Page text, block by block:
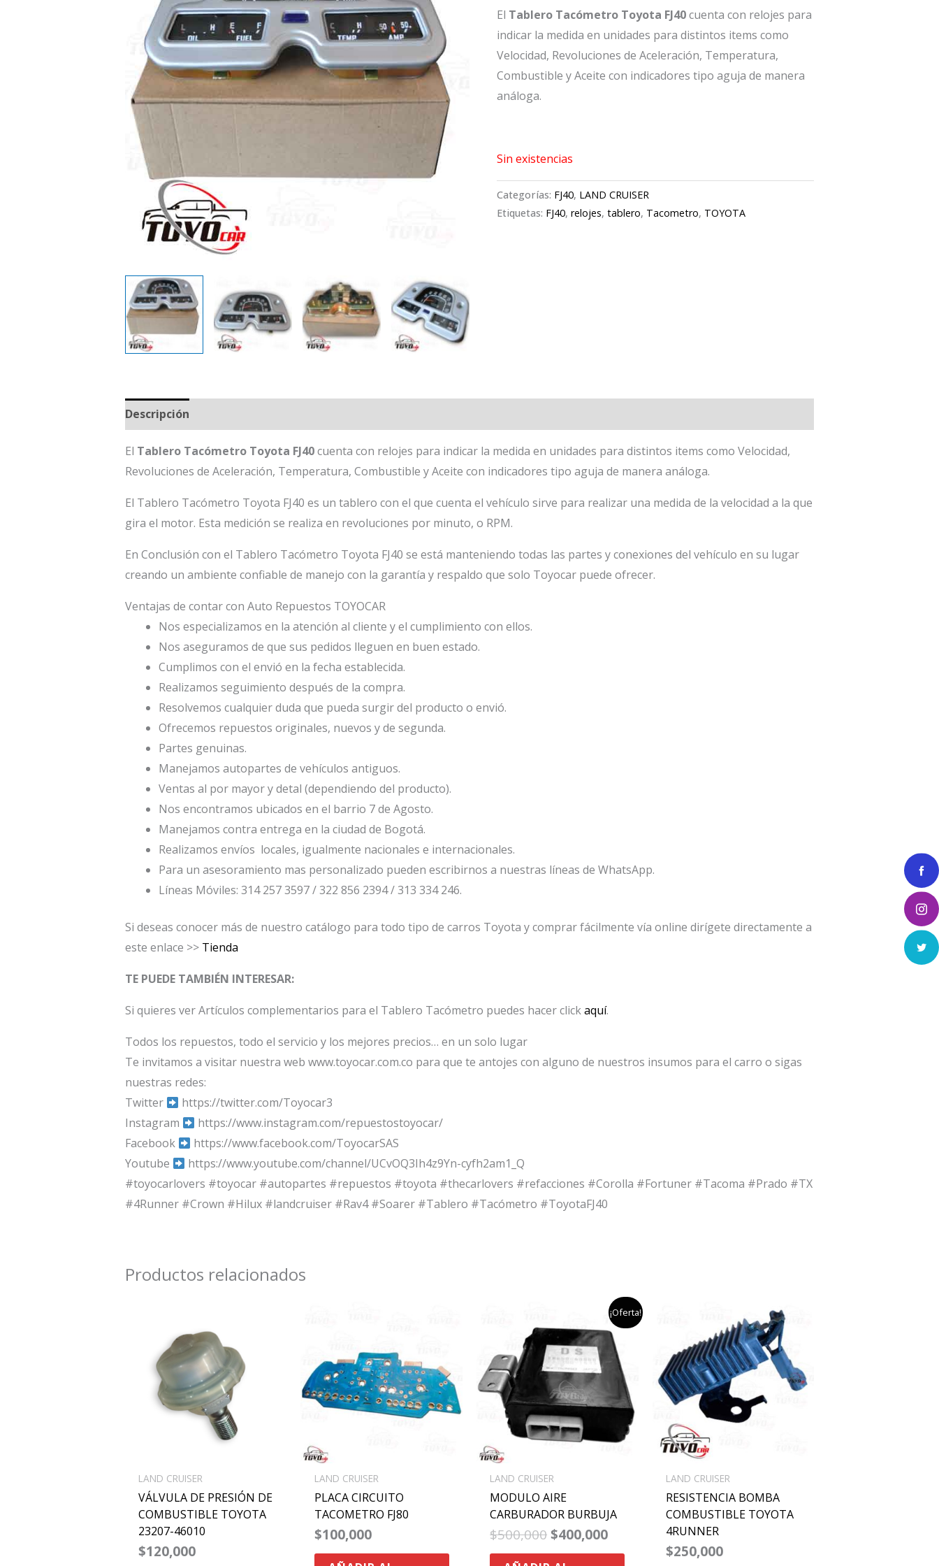
El Tablero Tacómetro Toyota FJ40cuenta con relojes para
indicar la medida en unidades para distintos items como
Velocidad, Revoluciones de Aceleración, Temperatura,
Combustible y Aceite con indicadores tipo aguja de manera
análoga.
Sin existencias
Categorías: FJ40, LAND CRUISER
Etiquetas: FJ40,relojes,tablero, Tacometro, TOYOTA
Descripción
El Tablero Tacómetro Toyota FJ40cuenta con relojes para indicar la medida en unidades para distintos items como Velocidad,
Revoluciones de Aceleración, Temperatura, Combustible y Aceite con indicadores tipo aguja de manera análoga.
El Tablero Tacómetro Toyota FJ40 es un tablero con el que cuenta el vehículo sirve para realizar una medida de la velocidad a la que
gira el motor. Esta medición se realiza en revoluciones por minuto, o RPM.
En Conclusión con el Tablero Tacómetro Toyota FJ40 se está manteniendo todas las partes y conexiones del vehículo en su lugar
creando un ambiente confiable de manejo con la garantía y respaldo que solo Toyocar puede ofrecer.
Ventajas de contar con Auto Repuestos TOYOCAR
Nos especializamos en la atención al cliente y el cumplimiento con ellos.
Nos aseguramos de que sus pedidos lleguen en buen estado.
Cumplimos con el envió en la fecha establecida.
Realizamos seguimiento después de la compra.
Resolvemos cualquier duda que pueda surgir del producto o envió.
Ofrecemos repuestos originales, nuevos y de segunda.
Partes genuinas.
Manejamos autopartes de vehículos antiguos.
Ventas al por mayor y detal (dependiendo del producto).
Nos encontramos ubicados en el barrio 7 de Agosto.
Manejamos contra entrega en la ciudad de Bogotá.
Realizamos envíos locales, igualmente nacionales e internacionales.
Para un asesoramiento mas personalizado pueden escribirnos a nuestras líneas de WhatsApp.
Líneas Móviles: 314 257 3597 / 322 856 2394 / 313 334 246.
Si deseas conocer más de nuestro catálogo para todo tipo de carros Toyota y comprar fácilmente vía online dirígete directamente a
este enlace >> Tienda
TE PUEDE TAMBIÉN INTERESAR:
Si quieres ver Artículos complementarios para el Tablero Tacómetro puedes hacer clickaquí.
Todos los repuestos, todo el servicio y los mejores precios… en un solo lugar
Te invitamos a visitar nuestra web www.toyocar.com.co para que te antojes con alguno de nuestros insumos para el carro o sigas
nuestras redes:
Twitter
https://twitter.com/Toyocar3
Instagram
https://www.instagram.com/repuestostoyocar/
Facebook
https://www.facebook.com/ToyocarSAS
Youtube
https://www.youtube.com/channel/UCvOQ3Ih4z9Yn-cyfh2am1_Q
#toyocarlovers #toyocar #autopartes #repuestos #toyota #thecarlovers #refacciones #Corolla #Fortuner #Tacoma #Prado #TX
#4Runner #Crown #Hilux #landcruiser #Rav4 #Soarer #Tablero #Tacómetro #ToyotaFJ40
Productos relacionados
LAND CRUISER
VÁLVULA DE PRESIÓN DE
COMBUSTIBLE TOYOTA
23207-46010
$120,000
LAND CRUISER
PLACA CIRCUITO
TACOMETRO FJ80
$100,000
¡Oferta!
LAND CRUISER
MODULO AIRE
CARBURADOR BURBUJA
$500,000
original
era:
$500,000.
$400,000
el
precio
actual
es:
$400,000.
LAND CRUISER
RESISTENCIA BOMBA
COMBUSTIBLE TOYOTA
4RUNNER
$250,000